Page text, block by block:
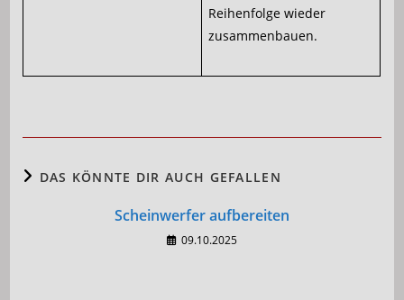
Reihenfolge wieder
zusammenbauen.
DAS KÖNNTE DIR AUCH GEFALLEN
Scheinwerfer aufbereiten
09.10.2025